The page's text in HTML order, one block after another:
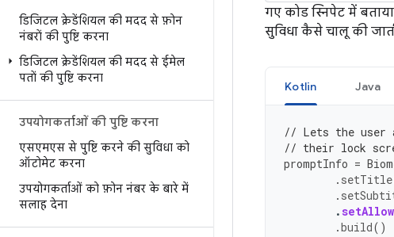
डिजिटल क्रेडेंशियल की मदद से फ़ोन
नंबरों की पुष्टि करना
डिजिटल क्रेडेंशियल की मदद से ईमेल
पतों की पुष्टि करना
उपयोगकर्ताओं की पुष्टि करना
एसएमएस से पुष्टि करने की सुविधा को
ऑटोमेट करना
उपयोगकर्ताओं को फ़ोन नंबर के बारे में
सलाह देना
गए कोड स्निपेट में
सुविधा कैसे चालू की
Kotlin Java
// Lets the user
// their lock
promptInfo =
. setTitle
.
.
.build()